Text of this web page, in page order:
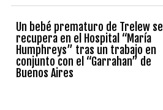
Un bebé prematuro de Trelew se
recupera en el Hospital “María
Humphreys” tras un trabajo en
conjunto con el “Garrahan” de
Buenos Aires